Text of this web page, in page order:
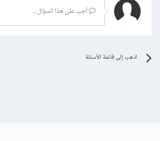
أجب على هذا السؤال...
اذهب إلى قائمة الأسئلة